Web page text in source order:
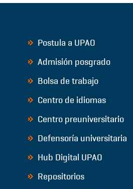
Postula a UPAO
Admisión posgrado
Bolsa de trabajo
Centro de idiomas
Centro preuniversitario
Defensoría universitaria
Hub Digital UPAO
Repositorios